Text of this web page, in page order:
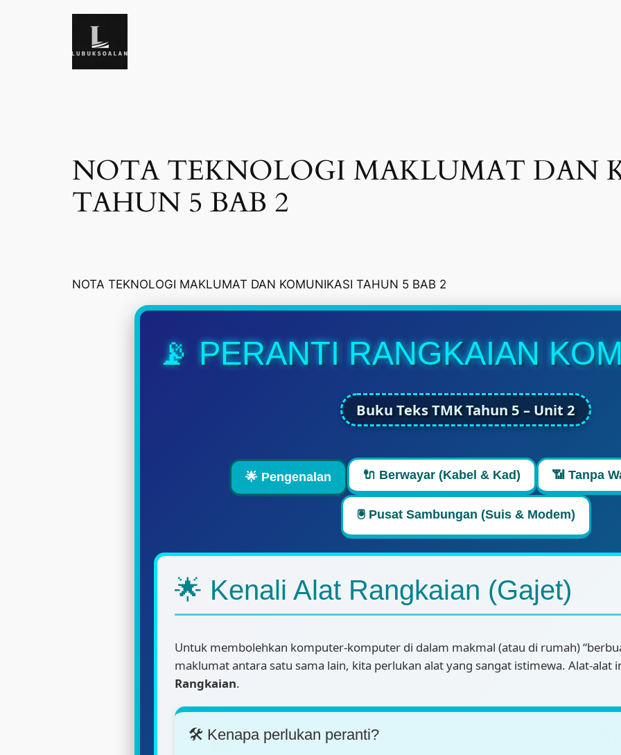
NOTA TEKNOLOGI MAKLUMAT DAN
TAHUN 5 BAB 2
NOTA TEKNOLOGI MAKLUMAT DAN KOMUNIKASI TAHUN 5 BAB 2
📶
📡 PERANTI RANGKAIAN
Buku Teks TMK Tahun 5 – Unit 2
🌟 Pengenalan 🔌 Berwayar (Kabel & Kad) 📶 Tanpa
🖲️ Pusat Sambungan (Suis & Modem)
🌟 Kenali Alat Rangkaian (Gajet)
Untuk membolehkan komputer-komputer di dalam makmal (atau di rumah)
maklumat antara satu sama lain, kita perlukan alat yang sangat istimewa. Alat-alat
Rangkaian.
🛠️ Kenapa perlukan peranti?